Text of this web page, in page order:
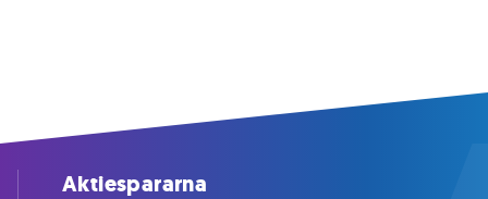
Aktiespararna